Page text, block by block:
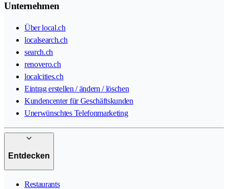
Unternehmen
Über local.ch
localsearch.ch
search.ch
renovero.ch
localcities.ch
Eintrag erstellen / ändern / löschen
Kundencenter für Geschäftskunden
Unerwünschtes Telefonmarketing
Entdecken
Restaurants